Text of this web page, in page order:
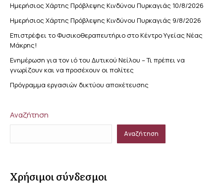
Ημερήσιος Χάρτης Πρόβλεψης Κινδύνου Πυρκαγιάς 10/8/2026
Ημερήσιος Χάρτης Πρόβλεψης Κινδύνου Πυρκαγιάς 9/8/2026
Επιστρέφει το Φυσικοθεραπευτήριο στο Κέντρο Υγείας Νέας
Μάκρης!
Ενημέρωση για τον ιό του Δυτικού Νείλου – Τι πρέπει να
γνωρίζουν και να προσέχουν οι πολίτες
Πρόγραμμα εργασιών δικτύου αποχέτευσης
Αναζήτηση
Αναζήτηση
Χρήσιμοι σύνδεσμοι